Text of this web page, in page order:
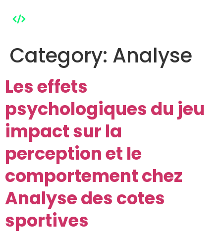
Category: Analyse
Les effets
psychologiques du jeu
impact sur la
perception et le
comportement chez
Analyse des cotes
sportives